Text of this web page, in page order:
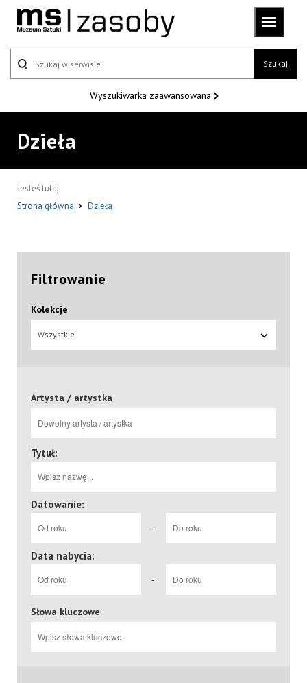
Szukaj
Wyszukiwarka zaawansowana
Dzieła
Jesteś tutaj:
Strona główna > Dzieła
Filtrowanie
Kolekcje
Wszystkie
Artysta / artystka
Tytuł:
Datowanie:
-
Data nabycia:
-
Słowa kluczowe